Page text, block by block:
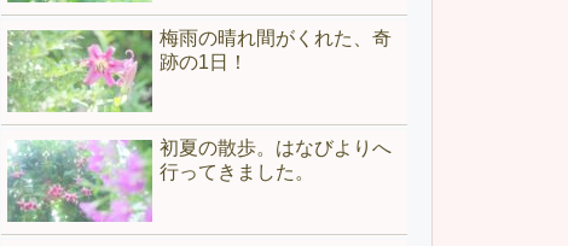
梅雨の晴れ間がくれた、奇
跡の1日！
初夏の散歩。はなびよりへ
行ってきました。